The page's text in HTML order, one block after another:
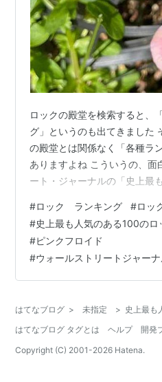
ロックの殿堂を検索すると、
グ」というのも出てきました
の殿堂とは関係なく「各種ラ
ありますよね こういうの、面
ート・ジャーナルの「史上最
2018 論争のもと、 血圧が上
が、 たんに楽しむならもって
わせて、 そのアーティストの
事です 1位 ビートルズ
#ロック ランキング #ロッ
#史上最も人気のある100のロ
#ピンクフロイド
#ウォールストリートジャー
はてなブログ > 未指定 > 史上最も
はてなブログ タグとは
ヘルプ 開発
Copyright (C) 2001-2026 Hatena.